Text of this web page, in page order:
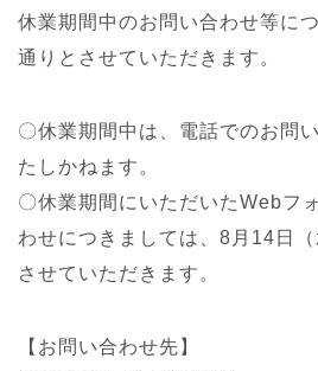
休業期間中のお問い合わせ等に
通りとさせていただきます。
〇休業期間中は、電話でのお問
たしかねます。
〇休業期間にいただいたWebフ
わせにつきましては、8月14日
させていただきます。
【お問い合わせ先】